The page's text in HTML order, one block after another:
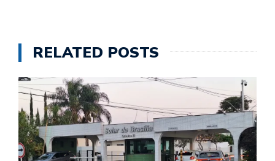
RELATED POSTS